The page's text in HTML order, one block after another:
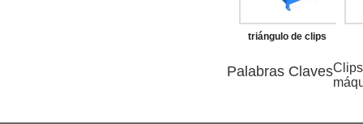
triángulo de clips
que hace la máquina
Palabras Claves